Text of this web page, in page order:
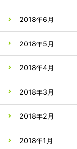
2018年6月
2018年5月
2018年4月
2018年3月
2018年2月
2018年1月